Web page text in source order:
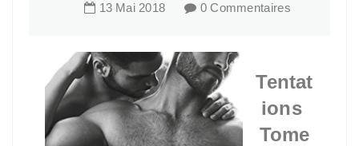
13 Mai 2018 0 Commentaires
Tentat
ions
Tome